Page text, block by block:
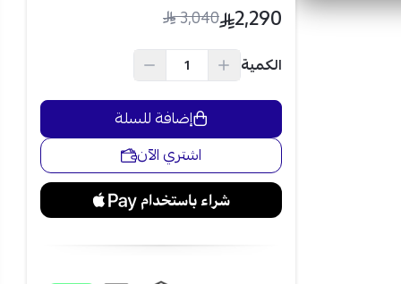
بلون أبيض
2,290
3,040
الكمية
إضافة للسلة
اشتري الآن